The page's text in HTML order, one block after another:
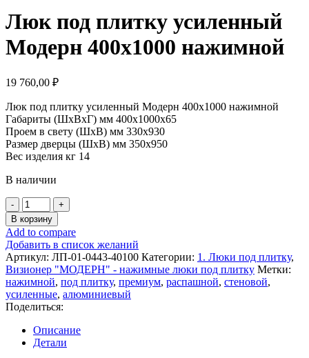
Люк под плитку усиленный
Модерн 400х1000 нажимной
19 760,00 ₽
Люк под плитку усиленный Модерн 400х1000 нажимной
Габариты (ШхВхГ) мм 400х1000х65
Проем в свету (ШхВ) мм 330х930
Размер дверцы (ШхВ) мм 350х950
Вес изделия кг 14
В наличии
Количество
товара
Люк
под
плитку
усиленный
Модерн
400х1000
нажимной
В корзину
Add to compare
Добавить в список желаний
Артикул: ЛП-01-0443-40100 Категории: 1. Люки под плитку,
Визионер "МОДЕРН" - нажимные люки под плитку Метки:
нажимной, под плитку, премиум, распашной, стеновой,
усиленные, алюминиевый
Поделиться:
Описание
Детали